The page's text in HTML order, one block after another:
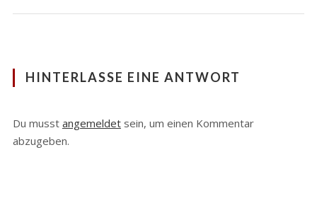
HINTERLASSE EINE ANTWORT
Du musst angemeldetsein, um einen Kommentar
abzugeben.